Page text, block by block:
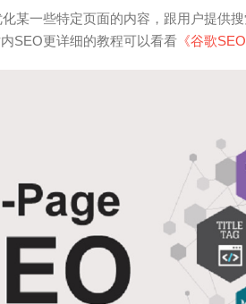
某一些特定页面的内容，跟用户提供
SEO更详细的教程可以看看 《谷歌